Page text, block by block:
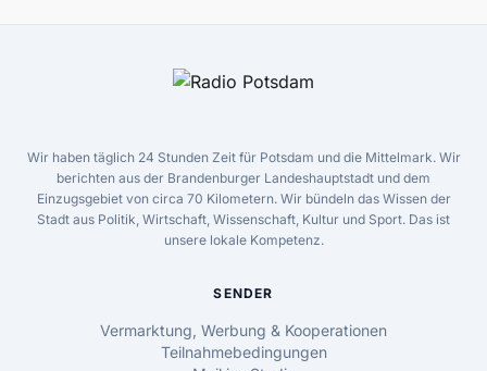
Wir haben täglich 24 Stunden Zeit für Potsdam und die Mittelmark. Wir
berichten aus der Brandenburger Landeshauptstadt und dem
Einzugsgebiet von circa 70 Kilometern. Wir bündeln das Wissen der
Stadt aus Politik, Wirtschaft, Wissenschaft, Kultur und Sport. Das ist
unsere lokale Kompetenz.
SENDER
Vermarktung, Werbung & Kooperationen
Teilnahmebedingungen